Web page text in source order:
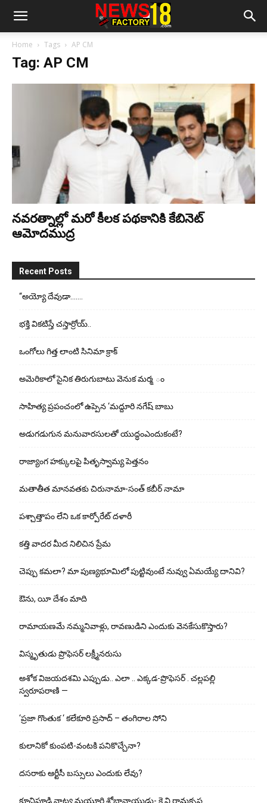
Home Tags AP CM
Tag: AP CM
నవరత్నాల్లో మరో కీలక పథకానికి కేబినెట్‌
ఆమోదముద్ర
Recent Posts
“అయ్యో దేవుడా…….
భ‌క్తి విక‌టిస్తే చ‌స్తార్రోయ్‌..
ఒంగోలు గిత్త లాంటి సినిమా క్రాక్
అమెరికాలో సైనిక తిరుగుబాటు వెనుక మర్మ ం
సాహిత్య ప్రపంచంలో ఉప్పెన ‘మద్దూరి నగేష్ బాబు
అడుగ‌డుగున మ‌నువార‌సుల‌తో యుద్ధంఎందుకంటే?
రాజ్యాంగ హక్కులపై పితృస్వామ్య పెత్తనం
మతాతీత మానవతకు చిరునామా-సంత్ కబీర్ నామా
పశ్చాత్తాపం లేని ఒక కార్పోరేట్ దళారీ
కత్తి వాదర మీద నిలిచిన ప్రేమ
చెప్పు క‌మ‌లా? మా పుణ్యభూమిలో పుట్టివుంటే నువ్వు ఏమయ్యే దానివి?
ఔను, యీ దేశం మాది
రామాయణమే నమ్మనివాళ్లు, రావణుడిని ఎందుకు వెనకేసుకొస్తారు?
విస్మృతుడు ప్రొఫెసర్ లక్ష్మీనరుసు
అశోక విజ‌య‌ద‌శ‌మి ఎప్పుడు.. ఎలా .. ఎక్క‌డ‌-ప్రొఫెసర్ . చల్లపల్లి
స్వరూపరాణి —
‘ప్రజా గొంతుక ‘ కలేకూరి ప్రసాద్ – తంగిరాల సోని
కులానికో కుంప‌టి-వంట‌కి ప‌నికొచ్చేనా?
ద‌స‌రాకు ఆర్టీసీ బ‌స్సులు ఎందుకు లేవు?
కూచిపూడి నాట్య మ‌యూరి శోభానాయుడు- కె.వి.రామకృష్ణ